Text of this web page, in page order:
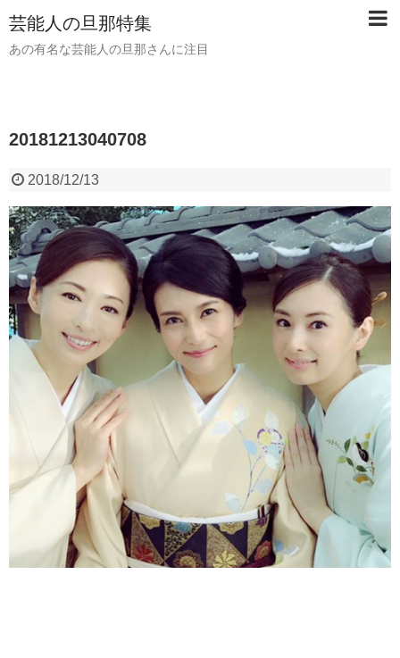
芸能人の旦那特集
あの有名な芸能人の旦那さんに注目
20181213040708
2018/12/13